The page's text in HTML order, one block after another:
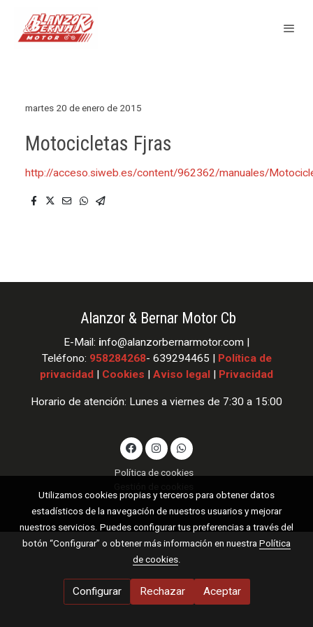
martes 20 de enero de 2015
Motocicletas Fjras
http://acceso.siweb.es/content/962362/manuales/
Alanzor & Bernar Motor Cb
E-Mail: info@alanzorbernarmotor.com |
Teléfono: 958284268- 639294465 |
Política de
privacidad
Cookies Aviso legal Privacidad
Horario de atención: Lunes a viernes de 7:30 a 15:00
Política de cookies
Utilizamos cookies propias y terceros para obtener datos
estadísticos de la navegación de nuestros usuarios y mejorar
nuestros servicios. Puedes configurar tus preferencias a través del
botón “Configurar” o obtener más información en nuestra Política
de cookies.
Configurar Rechazar Aceptar